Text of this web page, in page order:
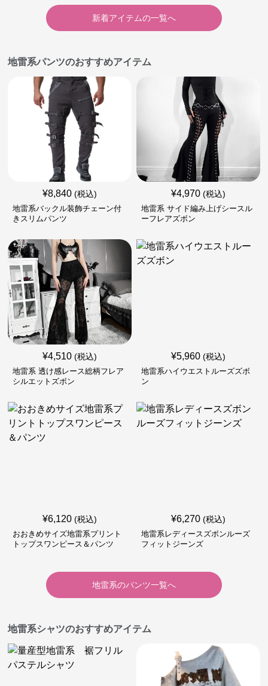
新着アイテムの一覧へ
地雷系パンツのおすすめアイテム
¥8,840 (税込)
地雷系バックル装飾チェーン付
きスリムパンツ
¥4,970 (税込)
地雷系 サイド編み上げシースル
ーフレアズボン
¥4,510 (税込)
地雷系 透け感レース総柄フレア
シルエットズボン
¥5,960 (税込)
地雷系ハイウエストルーズズボ
ン
¥6,120 (税込)
おおきめサイズ地雷系プリント
トップスワンピース＆パンツ
¥6,270 (税込)
地雷系レディースズボンルーズ
フィットジーンズ
地雷系のパンツ一覧へ
地雷系シャツのおすすめアイテム